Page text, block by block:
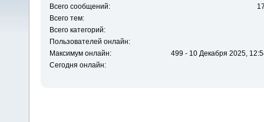
Всего сообщений:
Всего тем:
Всего категорий:
Пользователей онлайн:
Максимум онлайн:
499 - 10 Декабря 2025,
Сегодня онлайн: